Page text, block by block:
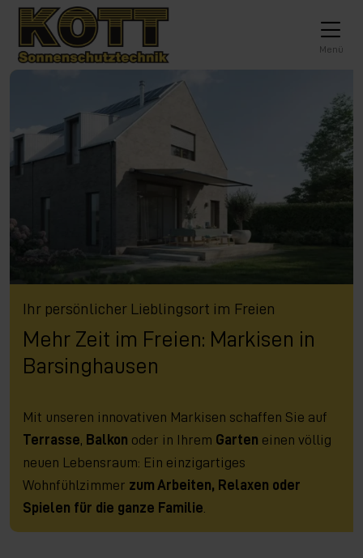
zur Top-Navigation
zur Hauptnavigation
Inhalt springen
zum Footer
Hauptnavigation Menü
Ihr persönlicher Lieblingsort im Freien
Mehr Zeit im Freien: Markisen in
Barsinghausen
Mit unseren innovativen Markisen schaffen Sie auf
Terrasse, Balkon oder in Ihrem Garten einen völlig
neuen Lebensraum: Ein einzigartiges
Wohnfühlzimmer zum Arbeiten, Relaxen oder
Spielen für die ganze Familie